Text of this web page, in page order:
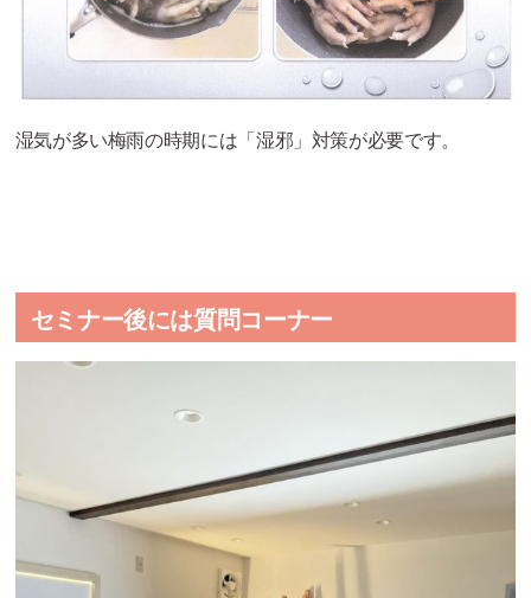
湿気が多い梅雨の時期には「湿邪」対策が必要です。
セミナー後には質問コーナー